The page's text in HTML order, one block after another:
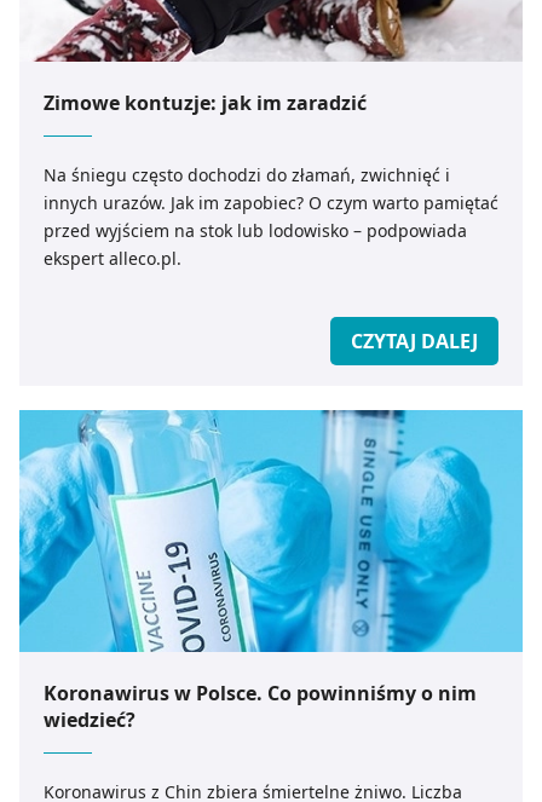
Zimowe kontuzje: jak im zaradzić
Na śniegu często dochodzi do złamań, zwichnięć i
innych urazów. Jak im zapobiec? O czym warto pamiętać
przed wyjściem na stok lub lodowisko – podpowiada
ekspert alleco.pl.
CZYTAJ DALEJ
Koronawirus w Polsce. Co powinniśmy o nim
wiedzieć?
Koronawirus z Chin zbiera śmiertelne żniwo. Liczba